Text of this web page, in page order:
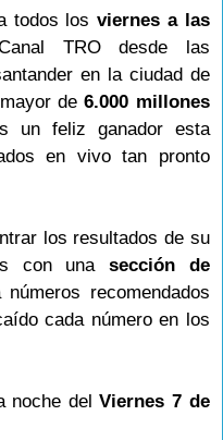
todos losviernes a las
TRO desde las
en la ciudad de
de6.000 millones
un feliz ganador esta
en vivo tan pronto
los resultados de su
con una sección de
números recomendados
cada número en los
noche delViernes 7 de